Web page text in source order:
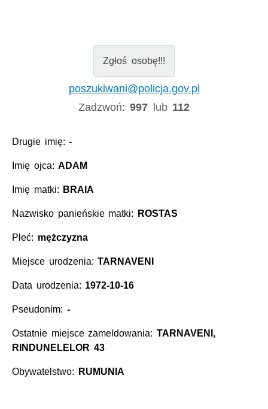
Zgłoś osobę!!!
poszukiwani@policja.gov.pl
Zadzwoń:997 lub 112
Drugie imię:-
Imię ojca:ADAM
Imię matki: BRAIA
Nazwisko panieńskie matki: ROSTAS
Płeć: mężczyzna
Miejsce urodzenia:TARNAVENI
Data urodzenia: 1972-10-16
Pseudonim: -
Ostatnie miejsce zameldowania: TARNAVENI,
RINDUNELELOR 43
Obywatelstwo: RUMUNIA